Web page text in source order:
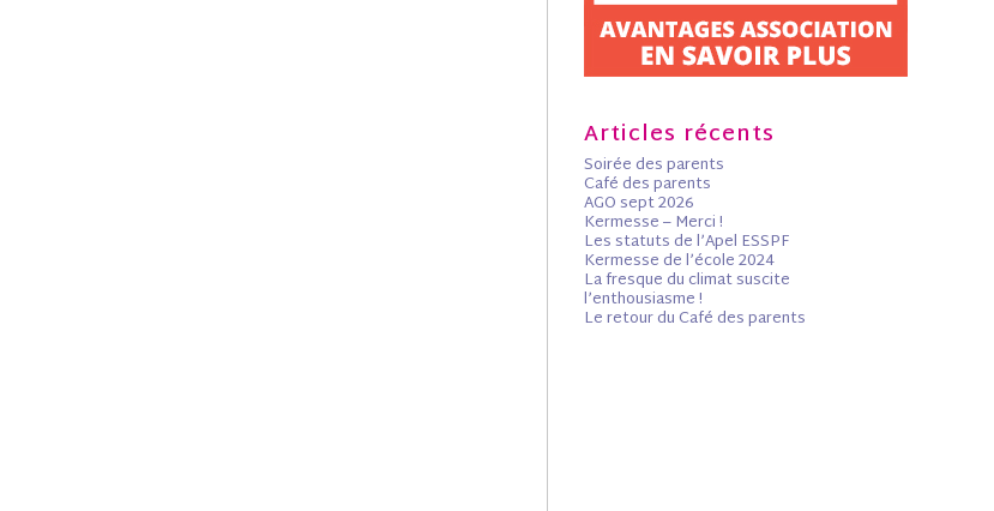
Articles récents
Soirée des parents
Café des parents
AGO sept 2026
Kermesse – Merci !
Les statuts de l’Apel ESSPF
Kermesse de l’école 2024
La fresque du climat suscite
l’enthousiasme !
Le retour du Café des parents